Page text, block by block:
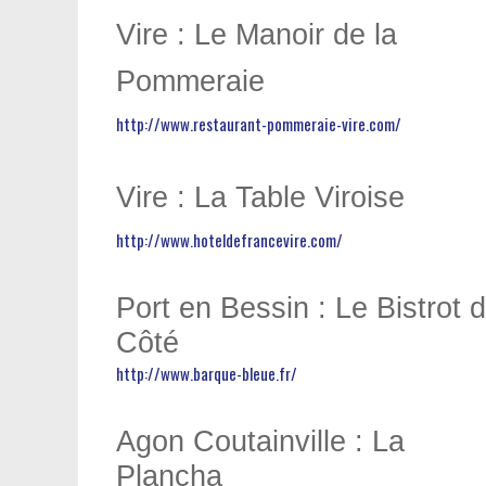
Vire : Le Manoir de la
Pommeraie
http://www.restaurant-pommeraie-vire.com/
Vire : La Table Viroise
http://www.hoteldefrancevire.com/
Port en Bessin : Le Bistrot
Côté
http://www.barque-bleue.fr/
Agon Coutainville : La
Plancha